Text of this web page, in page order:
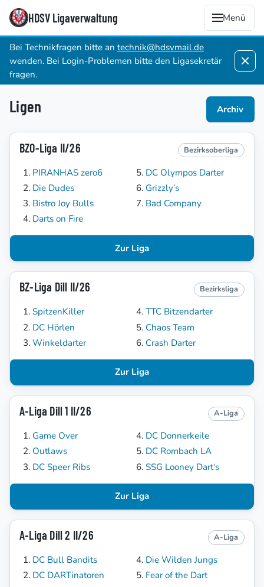
HDSV Ligaverwaltung Menü
Bei Technikfragen bitte an technik@hdsvmail.de
wenden. Bei Login-Problemen bitte den Ligasekretär
fragen.
Ligen Archiv
BZO-Liga II/26 Bezirksoberliga
PIRANHAS zero6
Die Dudes
Bistro Joy Bulls
Darts on Fire
DC Olympos Darter
Grizzly’s
Bad Company
Zur Liga
BZ-Liga Dill II/26 Bezirksliga
SpitzenKiller
DC Hörlen
Winkeldarter
TTC Bitzendarter
Chaos Team
Crash Darter
Zur Liga
A-Liga Dill 1 II/26 A-Liga
Game Over
Outlaws
DC Speer Ribs
DC Donnerkeile
DC Rombach LA
SSG Looney Dart‘s
Zur Liga
A-Liga Dill 2 II/26 A-Liga
DC Bull Bandits
DC DARTinatoren
Die Wilden Jungs
Fear of the Dart